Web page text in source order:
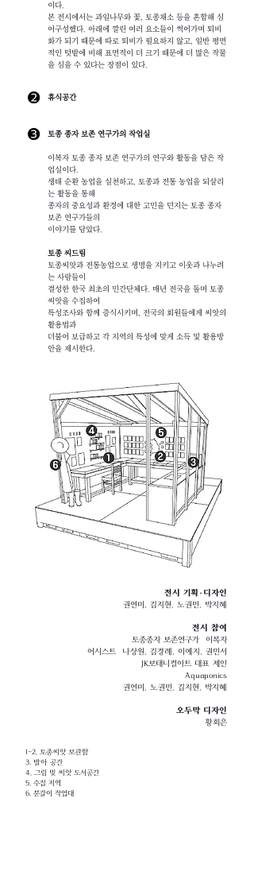
이다.
본 전시에서는 과일나무와 꽃, 토종채소 등을 혼합해 심
어구성했다. 아래에 깔린 여러 요소들이 썩어가며 퇴비
화가 되기 때문에 따로 퇴비가 필요하지 않고, 일반 평면
적인 텃밭에 비해 표면적이 더 크기 때문에 더 많은 작물
을 심을 수 있다는 장점이 있다.
휴식공간
토종 종자 보존 연구가의 작업실
이복자 토종 종자 보존 연구가의 연구와 활동을 담은 작
업실이다.
생태 순환 농업을 실천하고, 토종과 전통 농업을 되살리
는 활동을 통해
종자의 중요성과 환경에 대한 고민을 던지는 토종 종자
보존 연구가들의
이야기를 담았다.
토종 씨드림
토종씨앗과 전통농업으로 생명을 지키고 이웃과 나누려
는 사람들이
결성한 한국 최초의 민간단체다. 매년 전국을 돌며 토종
씨앗을 수집하여
특성조사와 함께 증식시키며, 전국의 회원들에게 씨앗의
활용법과
더불어 보급하고 각 지역의 특성에 맞게 소득 및 활용방
안을 제시한다.
전시 기획·디자인
권연미, 김지현, 노권민, 박지혜
전시 참여
토종종자 보존연구가 이복자
어시스트 나상원, 김경례, 이예지, 권민서
JK보태니컬아트 대표 제인
Aquaponics
권연미, 노권민, 김지현, 박지혜
오두막 디자인
황회은
1-2. 토종씨앗 보관함
3. 발아 공간
4. 그림 및 씨앗 도서공간
5. 수집 지역
6. 분갈이 작업대